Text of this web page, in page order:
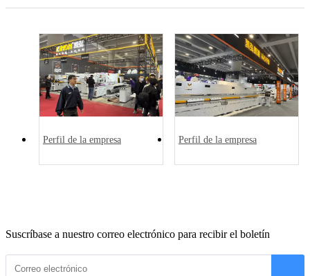
Perfil de la empresa Perfil de la empresa
Suscríbase a nuestro correo electrónico para recibir el boletín